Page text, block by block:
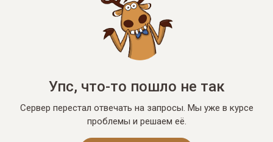
Упс, что-то пошло не так
Сервер перестал отвечать на запросы. Мы уже в курсе
проблемы и решаем её.